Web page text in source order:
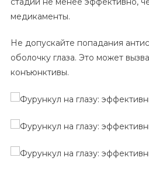
медикаменты.
Не допускайте попадания
оболочку глаза. Это может
конъюнктивы.